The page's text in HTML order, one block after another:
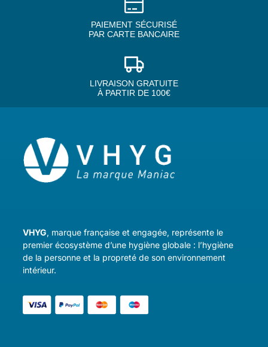
PAIEMENT SÉCURISÉ
PAR CARTE BANCAIRE
LIVRAISON GRATUITE
À PARTIR DE 100€
VHYG, marque française et engagée, représente le
premier écosystème d’une hygiène globale : l’hygiène
de la personne et la propreté de son environnement
intérieur.